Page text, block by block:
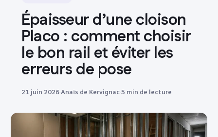
Jardinage
Immobilier
Épaisseur d’une cloison
Placo : comment choisir
le bon rail et éviter les
erreurs de pose
21 juin 2026Anaïs de Kervignac5 min de lecture